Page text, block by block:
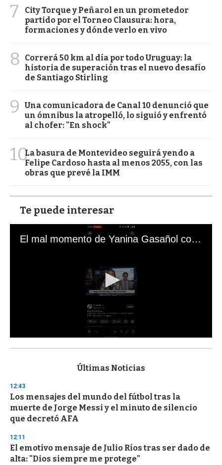
7
City Torque y Peñarol en un prometedor
partido por el Torneo Clausura: hora,
formaciones y dónde verlo en vivo
8
Correrá 50 km al día por todo Uruguay: la
historia de superación tras el nuevo desafío
de Santiago Stirling
9
Una comunicadora de Canal 10 denunció que
un ómnibus la atropelló, lo siguió y enfrentó
al chofer: "En shock"
10La basura de Montevideo seguirá yendo a
Felipe Cardoso hasta al menos 2055, con las
obras que prevé la IMM
Te puede interesar
El mal momento de Yanina Gasañol con un hincha argentino en "Subrayado"
s
d
s
o
f
3
s
e
c
o
Últimas Noticias
12:43
Los mensajes del mundo del fútbol tras la
muerte de Jorge Messi y el minuto de silencio
que decretó AFA
12:11
El emotivo mensaje de Julio Ríos tras ser dado de
alta: "Dios siempre me protege"